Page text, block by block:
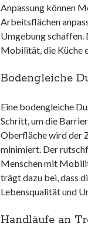
Anpassung können
Arbeitsflächen
Umgebung schaffen.
Mobilität, die Küche
Bodengleiche
Eine bodengleiche
Schritt, um die
Oberfläche wird der
minimiert. Der
Menschen mit
trägt dazu bei, dass
Lebensqualität und
Handläufe an